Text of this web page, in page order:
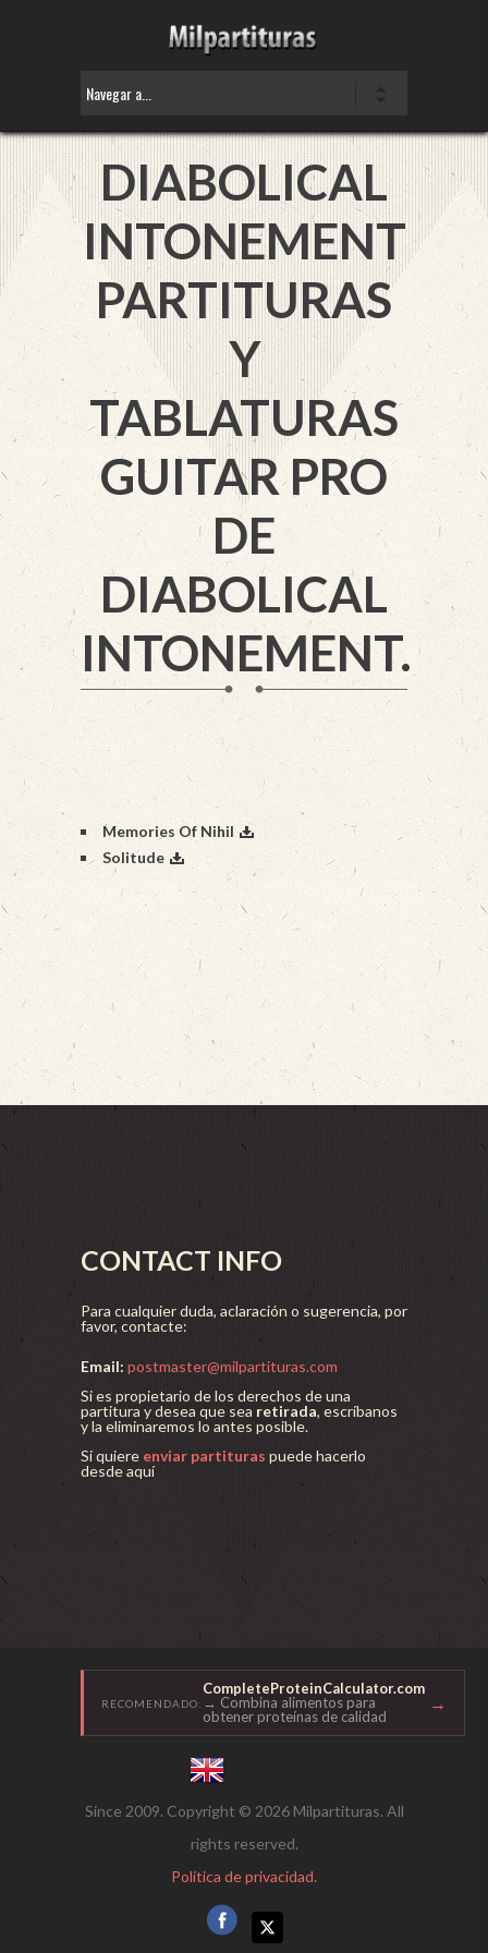
DIABOLICAL
INTONEMENT
PARTITURAS
Y
TABLATURAS
GUITAR PRO
DE
DIABOLICAL
INTONEMENT.
Memories Of Nihil
Solitude
CONTACT INFO
Para cualquier duda, aclaración o sugerencia, por
favor, contacte:
Email: postmaster@milpartituras.com
Si es propietario de los derechos de una
partitura y desea que sea retirada, escríbanos
y la eliminaremos lo antes posible.
Si quiere enviar partituras puede hacerlo
desde aquí
RECOMENDADO:
CompleteProteinCalculator.com
→ Combina alimentos para
obtener proteínas de calidad
→
Since 2009. Copyright © 2026 Milpartituras. All
rights reserved.
Política de privacidad.